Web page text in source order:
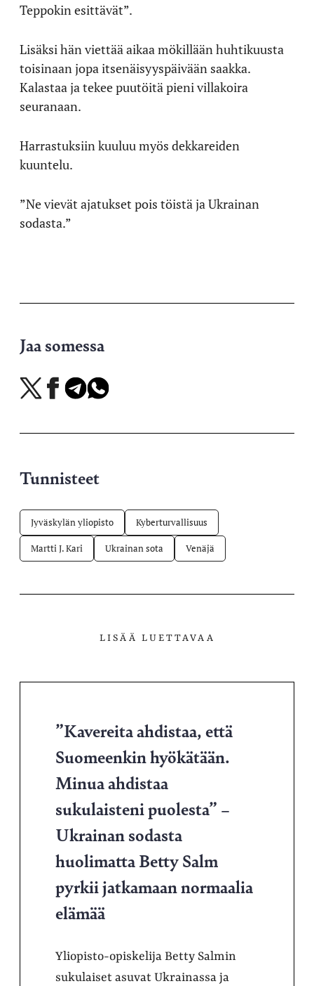
Teppokin esittävät”.
Lisäksi hän viettää aikaa mökillään huhtikuusta
toisinaan jopa itsenäisyyspäivään saakka.
Kalastaa ja tekee puutöitä pieni villakoira
seuranaan.
Harrastuksiin kuuluu myös dekkareiden
kuuntelu.
”Ne vievät ajatukset pois töistä ja Ukrainan
sodasta.”
Jaa somessa
Jaa
X-
Jaa
Facebookissa
Jaa
Telegramissa
Jaa
WhatsAppissa
Tunnisteet
Jyväskylän yliopisto Kyberturvallisuus
Martti J. Kari Ukrainan sota Venäjä
LISÄÄ LUETTAVAA
”Kavereita ahdistaa, että
Suomeenkin hyökätään.
Minua ahdistaa
sukulaisteni puolesta” –
Ukrainan sodasta
huolimatta Betty Salm
pyrkii jatkamaan normaalia
elämää
Yliopisto-opiskelija Betty Salmin
sukulaiset asuvat Ukrainassa ja